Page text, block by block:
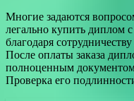
Многие задаются
легально купить диплом
благодаря
После оплаты заказа
полноценным
Проверка его